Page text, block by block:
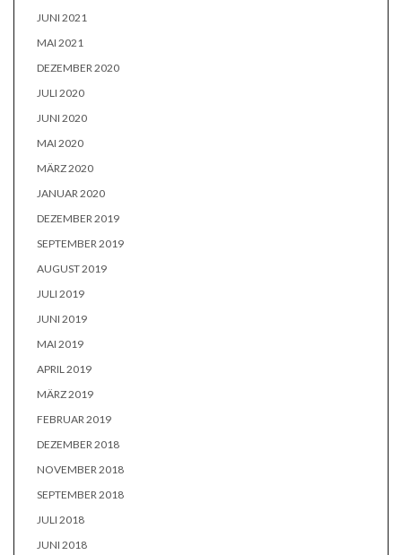
JUNI 2021
MAI 2021
DEZEMBER 2020
JULI 2020
JUNI 2020
MAI 2020
MÄRZ 2020
JANUAR 2020
DEZEMBER 2019
SEPTEMBER 2019
AUGUST 2019
JULI 2019
JUNI 2019
MAI 2019
APRIL 2019
MÄRZ 2019
FEBRUAR 2019
DEZEMBER 2018
NOVEMBER 2018
SEPTEMBER 2018
JULI 2018
JUNI 2018